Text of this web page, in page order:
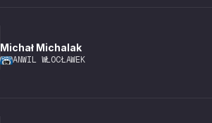
Michał Michalak
ANWIL WŁOCŁAWEK